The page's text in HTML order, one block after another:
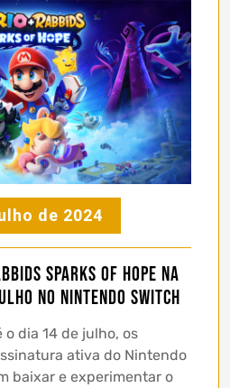
de 2024
Sparks of Hope na
no Nintendo Switch
dia 14 de julho, os
ativa do Nintendo
baixar e experimentar o